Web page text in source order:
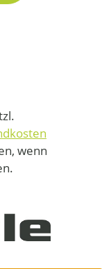
wenn